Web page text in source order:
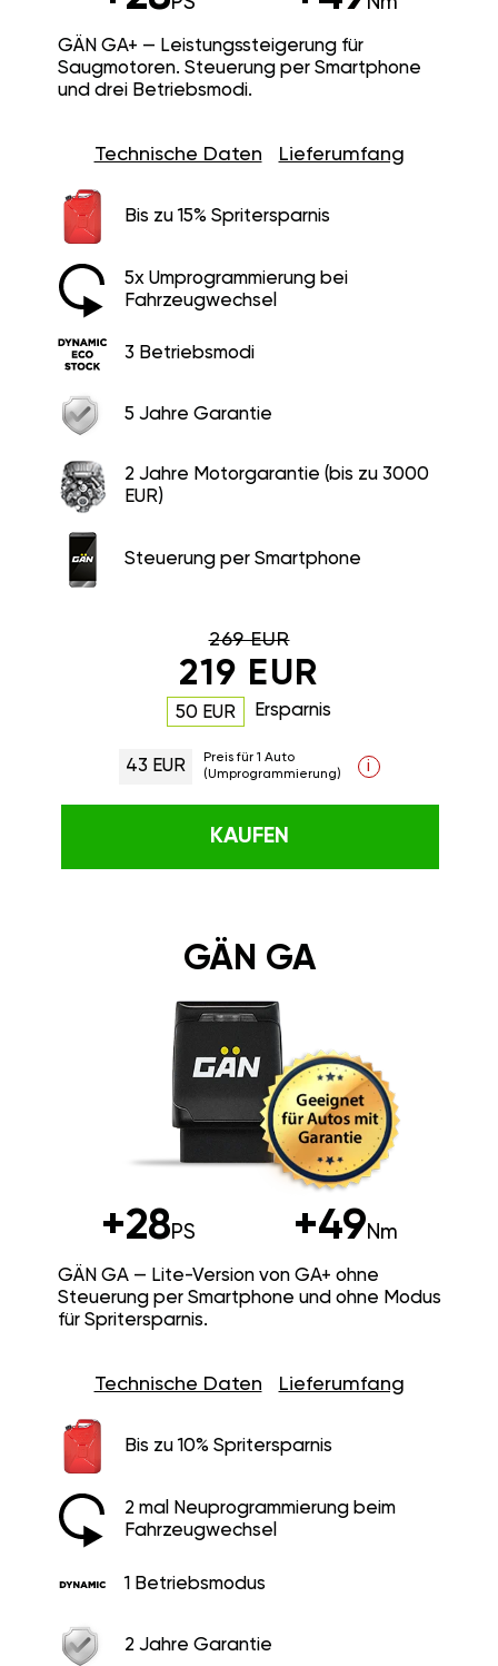
GÄN GA+ — Leistungssteigerung für
Saugmotoren. Steuerung per Smartphone
und drei Betriebsmodi.
Technische Daten Lieferumfang
Bis zu 15% Spritersparnis
5x Umprogrammierung bei
Fahrzeugwechsel
3 Betriebsmodi
5 Jahre Garantie
2 Jahre Motorgarantie (bis zu 3000
EUR)
Steuerung per Smartphone
269 EUR
219 EUR
50 EUR Ersparnis
43 EUR
Preis für 1 Auto
(Umprogrammierung)
i
KAUFEN
GÄN GA
+28PS +49Nm
GÄN GA — Lite-Version von GA+ ohne
Steuerung per Smartphone und ohne Modus
für Spritersparnis.
Technische Daten Lieferumfang
Bis zu 10% Spritersparnis
2 mal Neuprogrammierung beim
Fahrzeugwechsel
1 Betriebsmodus
2 Jahre Garantie